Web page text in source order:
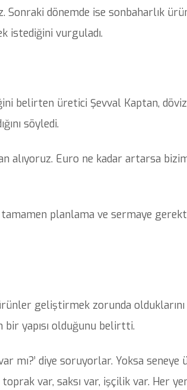
Sonraki dönemde ise sonbaharlık
istediğini vurguladı.
belirten üretici Şevval Kaptan,
söyledi.
alıyoruz. Euro ne kadar artarsa
planlama ve sermaye
geliştirmek zorunda
yapısı olduğunu belirtti.
mı?’ diye soruyorlar. Yoksa seneye
var, saksı var, işçilik var. Her